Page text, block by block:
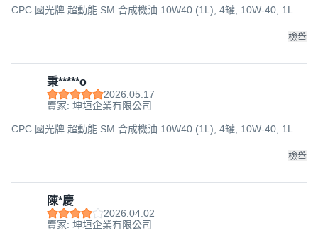
CPC 國光牌 超動能 SM 合成機油 10W40 (1L), 4罐, 10W-40, 1L
檢舉
秉*****o
2026.05.17
賣家: 坤垣企業有限公司
CPC 國光牌 超動能 SM 合成機油 10W40 (1L), 4罐, 10W-40, 1L
檢舉
陳*慶
2026.04.02
賣家: 坤垣企業有限公司